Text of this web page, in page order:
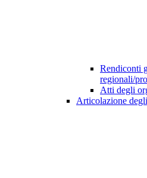
Rendiconti
regionali/
Atti degli
Articolazione